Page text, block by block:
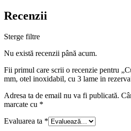
Recenzii
Sterge filtre
Nu există recenzii până acum.
Fii primul care scrii o recenzie pentru
mm, otel inoxidabil, cu 3 lame in
Adresa ta de email nu va fi publicată.
marcate cu *
Evaluarea ta *